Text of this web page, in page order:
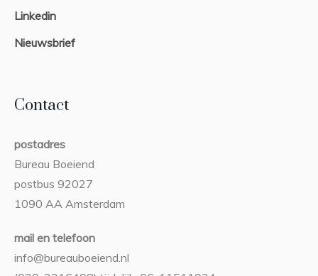
Linkedin
Nieuwsbrief
Contact
postadres
Bureau Boeiend
postbus 92027
1090 AA Amsterdam
mail en telefoon
info@bureauboeiend.nl